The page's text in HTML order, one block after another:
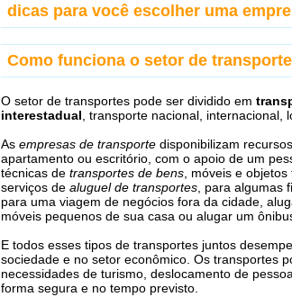
dicas para você escolher uma
Como funciona o setor de
O setor de transportes pode ser dividido em
interestadual , transporte nacional, internacional,
As empresas de transporte disponibilizam
apartamento ou escritório, com o apoio de um
técnicas de transportes de bens , móveis e
serviços de aluguel de transportes , para
para uma viagem de negócios fora da cidade,
móveis pequenos de sua casa ou alugar um
E todos esses tipos de transportes juntos
sociedade e no setor econômico. Os transportes
necessidades de turismo, deslocamento de
forma segura e no tempo previsto.